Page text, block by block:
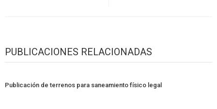
PUBLICACIONES RELACIONADAS
Publicación de terrenos para saneamiento físico legal